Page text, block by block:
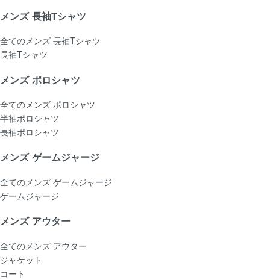
メンズ 長袖Tシャツ
全てのメンズ 長袖Tシャツ
長袖Tシャツ
メンズ ポロシャツ
全てのメンズ ポロシャツ
半袖ポロシャツ
長袖ポロシャツ
メンズ ゲームジャージ
全てのメンズ ゲームジャージ
ゲームジャージ
メンズ アウター
全てのメンズ アウター
ジャケット
コート